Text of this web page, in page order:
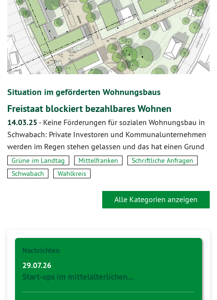
Situation im geförderten Wohnungsbaus
Freistaat blockiert bezahlbares Wohnen
14.03.25 - Keine Förderungen für sozialen Wohnungsbau in
Schwabach: Private Investoren und Kommunalunternehmen
werden im Regen stehen gelassen und das hat einen Grund
Grüne im Landtag Mittelfranken
Schriftliche Anfragen
Schwabach
Wahlkreis
Alle Kategorien anzeigen
Nachrichten
29.07.26
Start-ups im mittelalterlichen…